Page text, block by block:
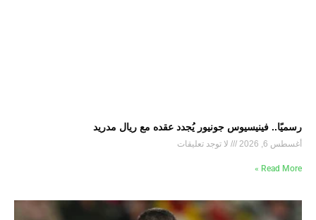
رسميًا.. فينيسيوس جونيور يُجدد عقده مع ريال مدريد
أغسطس 6, 2026 لا توجد تعليقات
Read More »